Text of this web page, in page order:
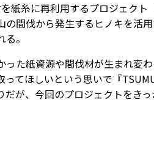
紙糸に再利用するプロジェクト
間伐から発生するヒノキを活
。
た紙資源や間伐材が生まれ変
てほしいという思いで『
が、今回のプロジェクトをき